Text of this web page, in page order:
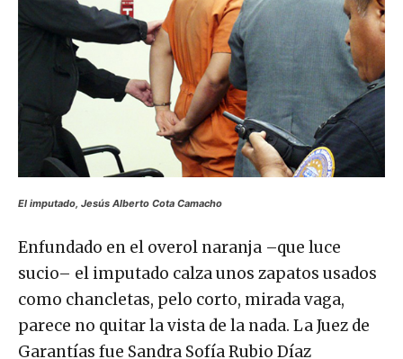
El imputado, Jesús Alberto Cota Camacho
Enfundado en el overol naranja –que luce
sucio– el imputado calza unos zapatos usados
como chancletas, pelo corto, mirada vaga,
parece no quitar la vista de la nada. La Juez de
Garantías fue Sandra Sofía Rubio Díaz